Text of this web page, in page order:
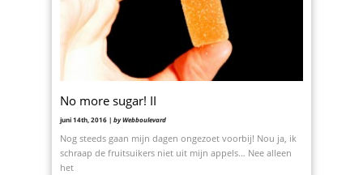
No more sugar! II
juni 14th, 2016 | by Webboulevard
Nog steeds gaan mijn dagen ongezoet voorbij! Nou ja, ik
schraap de fruitsuikers niet uit mijn appels… Nee alleen
het